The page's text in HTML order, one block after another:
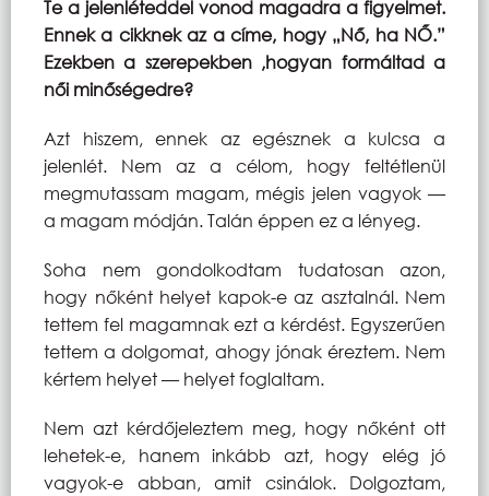
Te a jelenléteddel vonod magadra a figyelmet.
Ennek a cikknek az a címe, hogy „Nő, ha NŐ.”
Ezekben a szerepekben ,hogyan formáltad a
női minőségedre?
Azt hiszem, ennek az egésznek a kulcsa a
jelenlét. Nem az a célom, hogy feltétlenül
megmutassam magam, mégis jelen vagyok —
a magam módján. Talán éppen ez a lényeg.
Soha nem gondolkodtam tudatosan azon,
hogy nőként helyet kapok-e az asztalnál. Nem
tettem fel magamnak ezt a kérdést. Egyszerűen
tettem a dolgomat, ahogy jónak éreztem. Nem
kértem helyet — helyet foglaltam.
Nem azt kérdőjeleztem meg, hogy nőként ott
lehetek-e, hanem inkább azt, hogy elég jó
vagyok-e abban, amit csinálok. Dolgoztam,